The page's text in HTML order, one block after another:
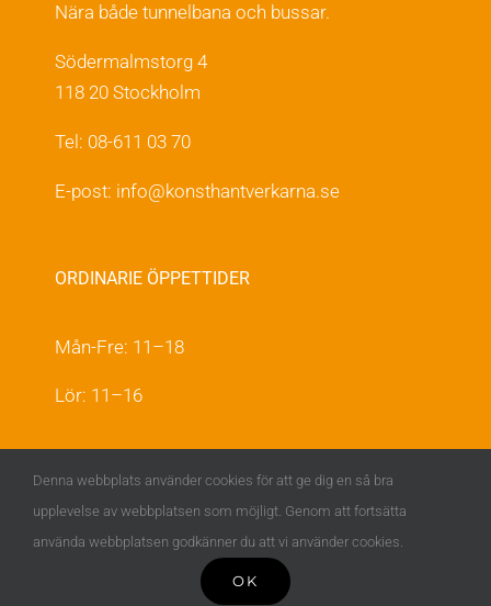
Nära både tunnelbana och bussar.
Södermalmstorg 4
118 20 Stockholm
Tel: 08-611 03 70
E-post: info@konsthantverkarna.se
ORDINARIE ÖPPETTIDER
Mån-Fre: 11–18
Lör: 11–16
INSTAGRAM
Denna webbplats använder cookies för att ge dig en så bra
upplevelse av webbplatsen som möjligt. Genom att fortsätta
använda webbplatsen godkänner du att vi använder cookies.
OK